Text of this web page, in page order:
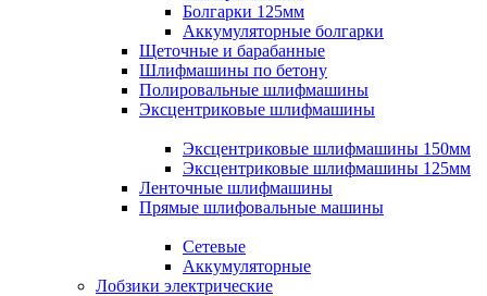
Болгарки 125мм
Аккумуляторные болгарки
Щеточные и барабанные
Шлифмашины по бетону
Полировальные шлифмашины
Эксцентриковые шлифмашины
Эксцентриковые шлифмашины 150мм
Эксцентриковые шлифмашины 125мм
Ленточные шлифмашины
Прямые шлифовальные машины
Сетевые
Аккумуляторные
Лобзики электрические